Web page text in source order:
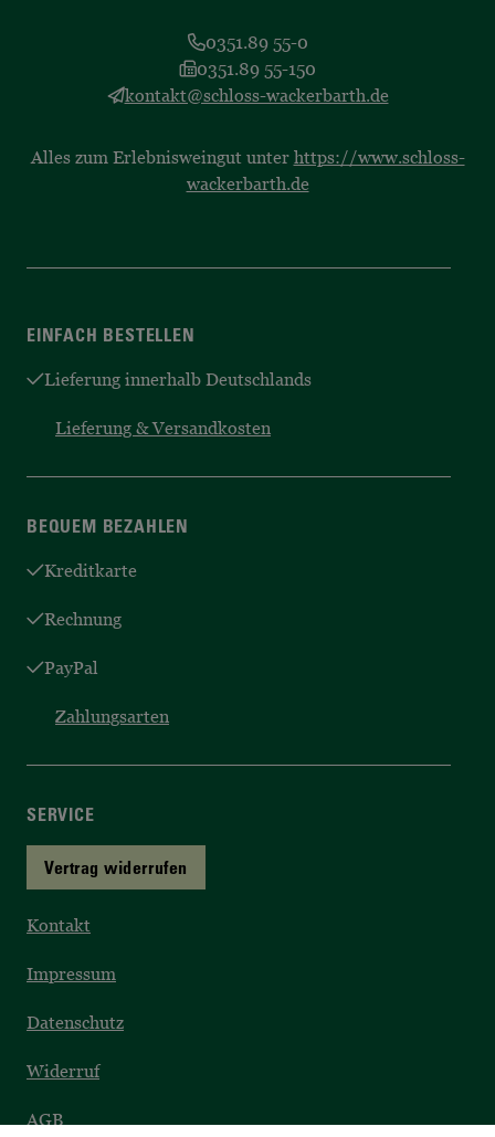
0351.89 55-0
0351.89 55-150
kontakt@schloss-wackerbarth.de
Alles zum Erlebnisweingut unter https://www.schloss-
wackerbarth.de
EINFACH BESTELLEN
Lieferung innerhalb Deutschlands
Lieferung & Versandkosten
BEQUEM BEZAHLEN
Kreditkarte
Rechnung
PayPal
Zahlungsarten
SERVICE
Vertrag widerrufen
Kontakt
Impressum
Datenschutz
Widerruf
AGB